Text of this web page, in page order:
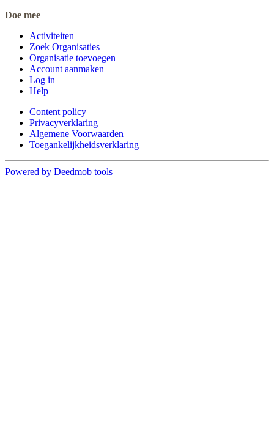
Doe mee
Activiteiten
Zoek Organisaties
Organisatie toevoegen
Account aanmaken
Log in
Help
Content policy
Privacyverklaring
Algemene Voorwaarden
Toegankelijkheidsverklaring
Powered by Deedmob tools